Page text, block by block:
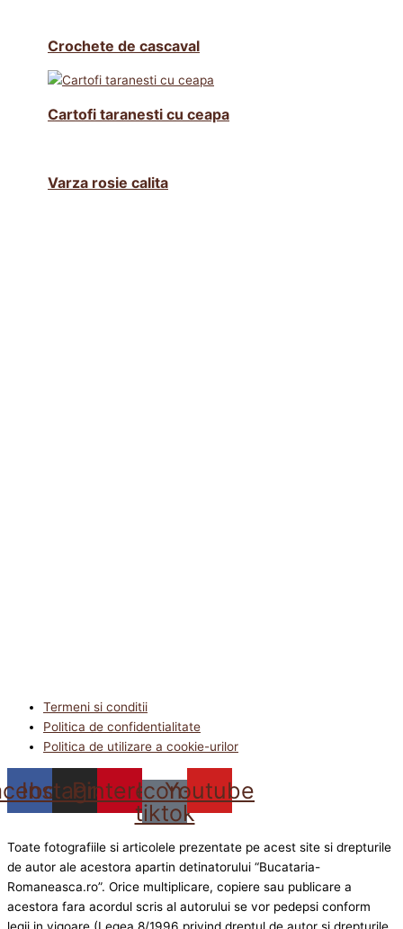
Crochete de cascaval
Cartofi taranesti cu ceapa
Varza rosie calita
Termeni si conditii
Politica de confidentialitate
Politica de utilizare a cookie-urilor
Instagram
Pinterest
Icon-
tiktok
Youtube
Toate fotografiile si articolele prezentate pe acest site si drepturile
de autor ale acestora apartin detinatorului “Bucataria-
Romaneasca.ro”. Orice multiplicare, copiere sau publicare a
acestora fara acordul scris al autorului se vor pedepsi conform
legii in vigoare (Legea 8/1996 privind dreptul de autor si drepturile